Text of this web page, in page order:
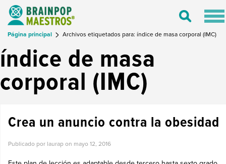
Toggle
Página principal Archivos etiquetados para: índice de masa corporal (IMC)
índice de masa
corporal (IMC)
Crea un anuncio contra la obesidad
Publicado por laurap on mayo 12, 2016